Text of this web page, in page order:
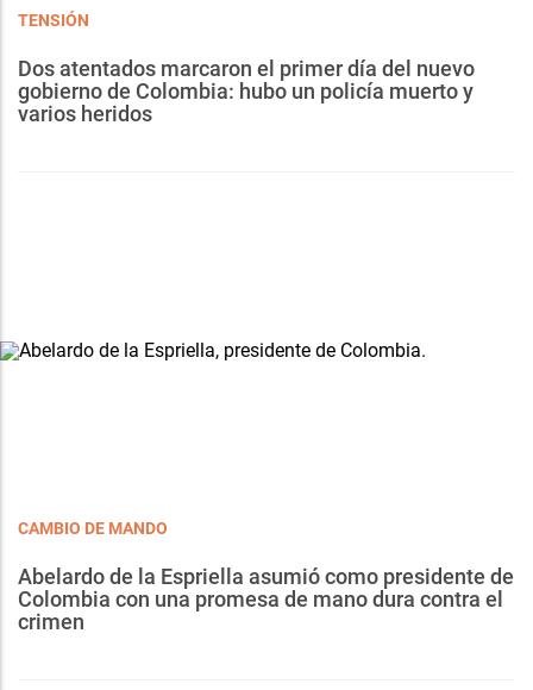
TENSIÓN
Dos atentados marcaron el primer día del nuevo
gobierno de Colombia: hubo un policía muerto y
varios heridos
CAMBIO DE MANDO
Abelardo de la Espriella asumió como presidente de
Colombia con una promesa de mano dura contra el
crimen